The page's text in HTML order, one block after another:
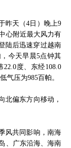
昨天（4日）晚上9
心附近最大风力有
陆后迅速穿过越南
今天早晨5点钟其
度、东经108.0
气压为985百帕。
北偏东方向移动，
风共同影响，南海
、广东沿海、海南